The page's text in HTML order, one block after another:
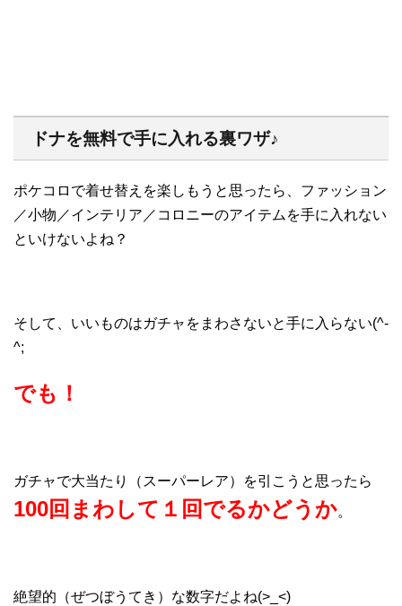
ドナを無料で手に入れる裏ワザ♪
ポケコロで着せ替えを楽しもうと思ったら、ファッション
／小物／インテリア／コロニーのアイテムを手に入れない
といけないよね？
そして、いいものはガチャをまわさないと手に入らない(^-
^;
でも！
ガチャで大当たり（スーパーレア）を引こうと思ったら
100回まわして１回でるかどうか。
絶望的（ぜつぼうてき）な数字だよね(>_<)